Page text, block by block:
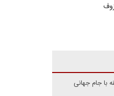
با جام جهانی